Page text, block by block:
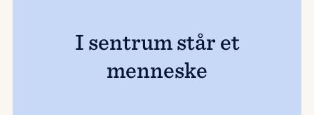
I sentrum står et
menneske